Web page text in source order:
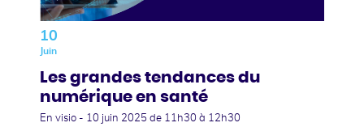
10
Juin
Les grandes tendances du
numérique en santé
En visio - 10 juin 2025 de 11h30 à 12h30